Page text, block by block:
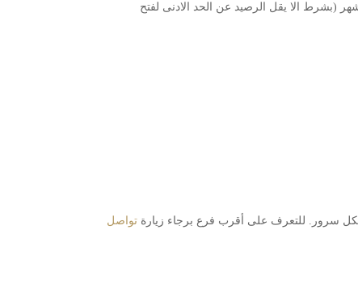
(بشرط الا يقل الرصيد عن الحد الادنى لفتح
سرور. للتعرف على أقرب فرع برجاء زيارة تواصل